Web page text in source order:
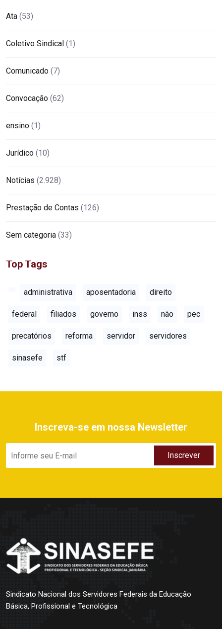
Ata (53)
Coletivo Sindical (1)
Comunicado (7)
Convocação (62)
ensino (1)
Jurídico (10)
Notícias (2.928)
Prestação de Contas (126)
Sem categoria (33)
Top Tags
administrativa aposentadoria direito
federal filiados governo inss não pec
precatórios reforma servidor servidores
sinasefe stf
Inscreva-se em nossa Newsletter
Sindicato Nacional dos Servidores Federais da Educação
Básica, Profissional e Tecnológica